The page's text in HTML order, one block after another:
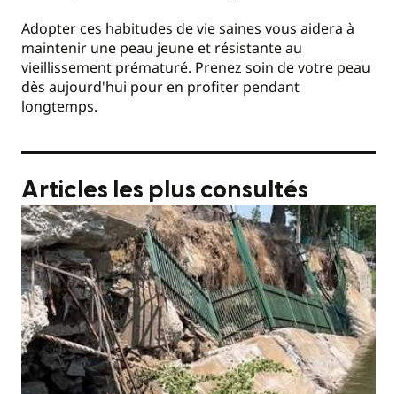
Adopter ces habitudes de vie saines vous aidera à
maintenir une peau jeune et résistante au
vieillissement prématuré. Prenez soin de votre peau
dès aujourd'hui pour en profiter pendant
longtemps.
Articles les plus consultés